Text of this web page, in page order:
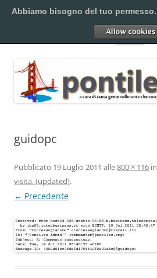
al
Pontilex
Menu
guidopc
Pubblicato 19 Luglio 2011 alle800 × 116 in
visita. (updated).
← Precedente
Abbiamo bisogno del tuo permesso.